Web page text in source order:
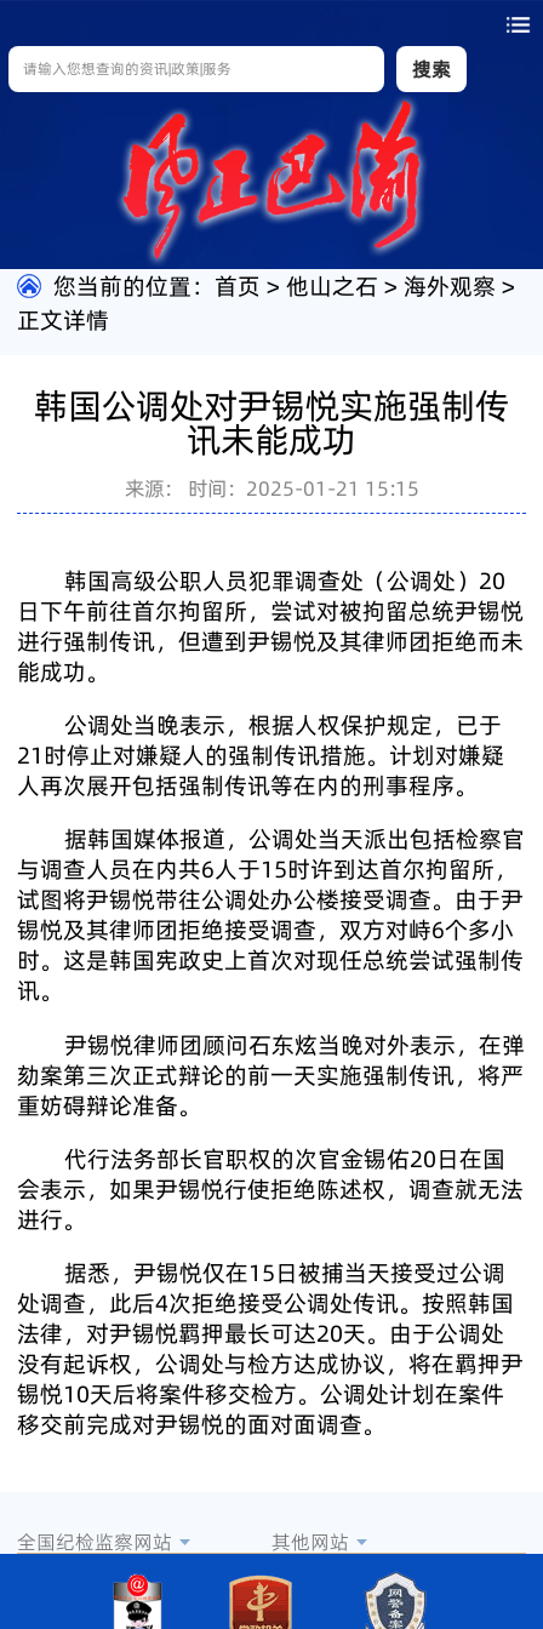
搜索
您当前的位置： 首页 >他山之石 > 海外观察 >
正文详情
韩国公调处对尹锡悦实施强制传
讯未能成功
来源： 时间：2025-01-21 15:15
韩国高级公职人员犯罪调查处（公调处）20
日下午前往首尔拘留所，尝试对被拘留总统尹锡悦
进行强制传讯，但遭到尹锡悦及其律师团拒绝而未
能成功。
公调处当晚表示，根据人权保护规定，已于
21时停止对嫌疑人的强制传讯措施。计划对嫌疑
人再次展开包括强制传讯等在内的刑事程序。
据韩国媒体报道，公调处当天派出包括检察官
与调查人员在内共6人于15时许到达首尔拘留所，
试图将尹锡悦带往公调处办公楼接受调查。由于尹
锡悦及其律师团拒绝接受调查，双方对峙6个多小
时。这是韩国宪政史上首次对现任总统尝试强制传
讯。
尹锡悦律师团顾问石东炫当晚对外表示，在弹
劾案第三次正式辩论的前一天实施强制传讯，将严
重妨碍辩论准备。
代行法务部长官职权的次官金锡佑20日在国
会表示，如果尹锡悦行使拒绝陈述权，调查就无法
进行。
据悉，尹锡悦仅在15日被捕当天接受过公调
处调查，此后4次拒绝接受公调处传讯。按照韩国
法律，对尹锡悦羁押最长可达20天。由于公调处
没有起诉权，公调处与检方达成协议，将在羁押尹
锡悦10天后将案件移交检方。公调处计划在案件
移交前完成对尹锡悦的面对面调查。
全国纪检监察网站 其他网站